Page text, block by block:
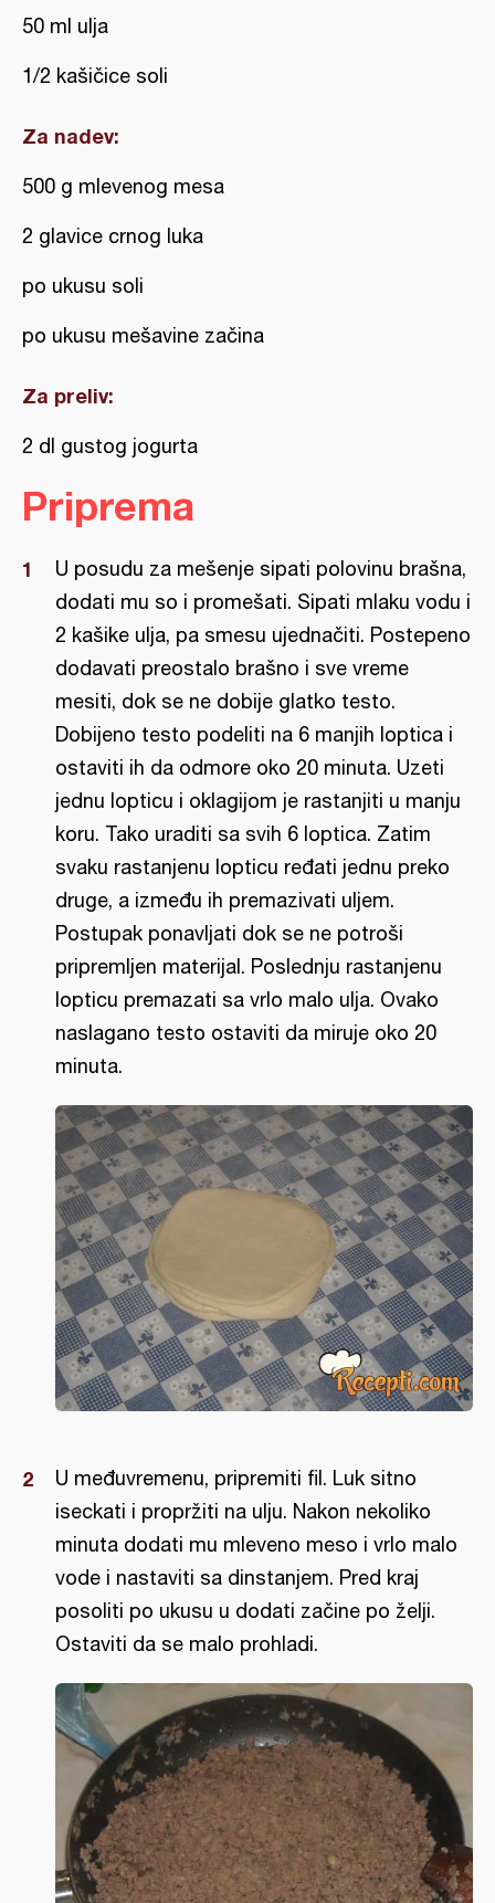
50 ml ulja
1/2 kašičice soli
Za nadev:
500 g mlevenog mesa
2 glavice crnog luka
po ukusu soli
po ukusu mešavine začina
Za preliv:
2 dl gustog jogurta
Priprema
U posudu za mešenje sipati polovinu brašna,
dodati mu so i promešati. Sipati mlaku vodu i
2 kašike ulja, pa smesu ujednačiti. Postepeno
dodavati preostalo brašno i sve vreme
mesiti, dok se ne dobije glatko testo.
Dobijeno testo podeliti na 6 manjih loptica i
ostaviti ih da odmore oko 20 minuta. Uzeti
jednu lopticu i oklagijom je rastanjiti u manju
koru. Tako uraditi sa svih 6 loptica. Zatim
svaku rastanjenu lopticu ređati jednu preko
druge, a između ih premazivati uljem.
Postupak ponavljati dok se ne potroši
pripremljen materijal. Poslednju rastanjenu
lopticu premazati sa vrlo malo ulja. Ovako
naslagano testo ostaviti da miruje oko 20
minuta.
U međuvremenu, pripremiti fil. Luk sitno
iseckati i propržiti na ulju. Nakon nekoliko
minuta dodati mu mleveno meso i vrlo malo
vode i nastaviti sa dinstanjem. Pred kraj
posoliti po ukusu u dodati začine po želji.
Ostaviti da se malo prohladi.